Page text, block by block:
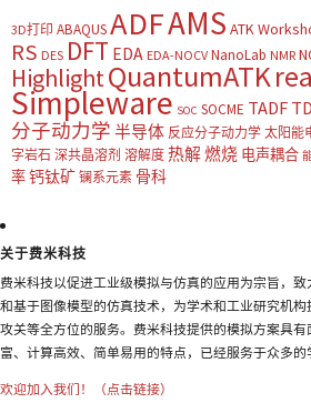
3D打印 ABAQUSADFAMS ATK
RS DES DFT EDA EDA-NOCV NanoLab NMR
HighlightQuantumATK
Simpleware SOC SOCME TADF
分子动力学 半导体 反应分子动力学 太阳能
字岩石 深共晶溶剂 溶解度 热解燃烧 电声耦合
率钙钛矿 镧系元素 骨科
关于费米科技
费米科技以促进工业级模拟与仿真的应用为宗旨，
和基于图像模型的仿真技术，为学术和工业研究机
攻关等全方位的服务。费米科技提供的模拟方案具
富、计算高效、简单易用的特点，已经服务于众多的
欢迎加入我们！（点击链接）